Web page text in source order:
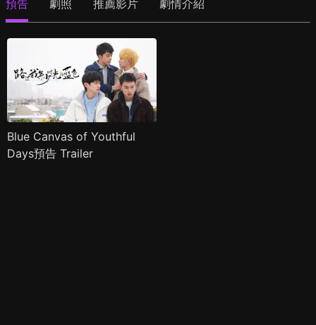
預告 劇照 推薦影片 劇情介紹
Blue Canvas of Youthful
Days預告 Trailer